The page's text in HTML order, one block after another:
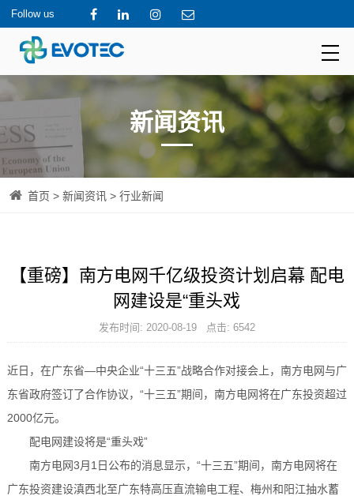
Follow us
新闻资讯
首页 > 新闻资讯 > 行业新闻
【重磅】南方电网千亿级投资计划启幕 配电
网建设是“重头戏
发布时间: 2020-08-19 点击: 6542
近日，在广东省—中央企业“十三五”战略合作对接会上，南方电网与广
东省政府签订了合作协议，“十三五”期间，南方电网将在广东投资超过
2000亿元。
配电网建设将是“重头戏”
南方电网3月1日公布的消息显示，“十三五”期间，南方电网将在
广东投资建设滇西北至广东特高压直流输电工程、梅州和阳江抽水蓄